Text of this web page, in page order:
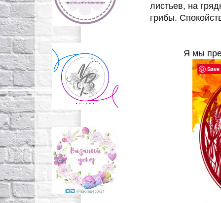
листьев, на
грибы.
Я мы
Save